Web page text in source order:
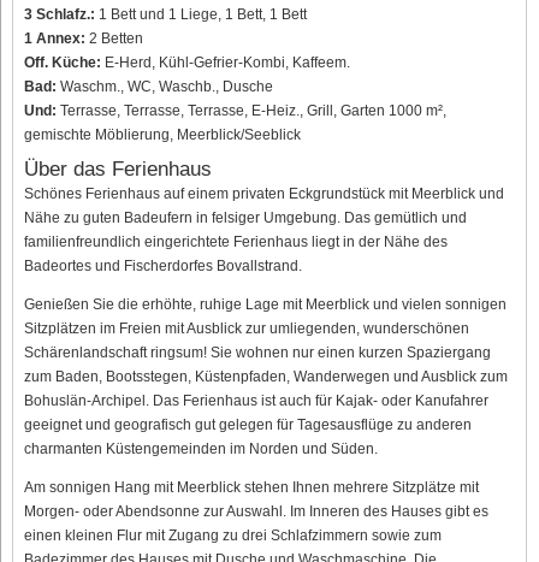
3 Schlafz.: 1 Bett und 1 Liege, 1 Bett, 1 Bett
1 Annex: 2 Betten
Off. Küche: E-Herd, Kühl-Gefrier-Kombi, Kaffeem.
Bad: Waschm., WC, Waschb., Dusche
Und: Terrasse, Terrasse, Terrasse, E-Heiz., Grill, Garten 1000 m²,
gemischte Möblierung, Meerblick/Seeblick
Über das Ferienhaus
Schönes Ferienhaus auf einem privaten Eckgrundstück mit Meerblick und
Nähe zu guten Badeufern in felsiger Umgebung. Das gemütlich und
familienfreundlich eingerichtete Ferienhaus liegt in der Nähe des
Badeortes und Fischerdorfes Bovallstrand.
Genießen Sie die erhöhte, ruhige Lage mit Meerblick und vielen sonnigen
Sitzplätzen im Freien mit Ausblick zur umliegenden, wunderschönen
Schärenlandschaft ringsum! Sie wohnen nur einen kurzen Spaziergang
zum Baden, Bootsstegen, Küstenpfaden, Wanderwegen und Ausblick zum
Bohuslän-Archipel. Das Ferienhaus ist auch für Kajak- oder Kanufahrer
geeignet und geografisch gut gelegen für Tagesausflüge zu anderen
charmanten Küstengemeinden im Norden und Süden.
Am sonnigen Hang mit Meerblick stehen Ihnen mehrere Sitzplätze mit
Morgen- oder Abendsonne zur Auswahl. Im Inneren des Hauses gibt es
einen kleinen Flur mit Zugang zu drei Schlafzimmern sowie zum